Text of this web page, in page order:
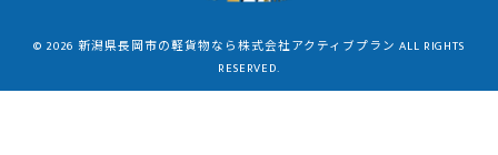
© 2026 新潟県長岡市の軽貨物なら株式会社アクティブプラン ALL RIGHTS
RESERVED.